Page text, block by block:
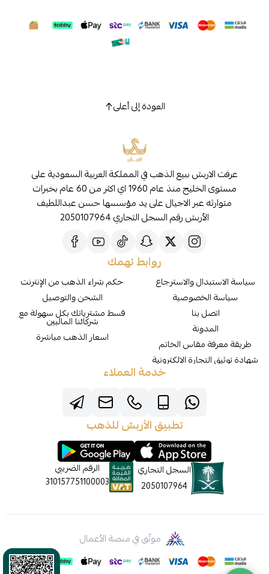
العودة إلى أعلى
عرفت الاربش ببيع الذهب في المملكة العربية السعودية على
مستوى الخليج منذ عام 1960 اي اكثر من 60 عام بخبرات
متوارثه عبر الاجيال على يد مؤسسها حسن عبداللطيف
الأربش رقم السجل التجاري 2050107964
روابط تهمك
سياسة الاستبدال والاسترجاع
سياسة الخصوصية
اتصل بنا
المدونة
طريقة معرفة مقاس الخاتم
شهادة توثيق التجارة الالكترونية
حكم شراء الذهب من الإنترنت
الشحن والتوصيل
قسط مشترياتك بكل سهولة مع
شركائنا الماليين
اسعار الذهب مباشرة
خدمة العملاء
تطبيق الأربش للذهب
السجل التجاري
2050107964
الرقم الضريبي
310157751100003
موثّق في منصة الأعمال